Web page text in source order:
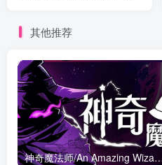
其他推荐
神奇魔法师/An Amazing Wizard v0.5.189|动作